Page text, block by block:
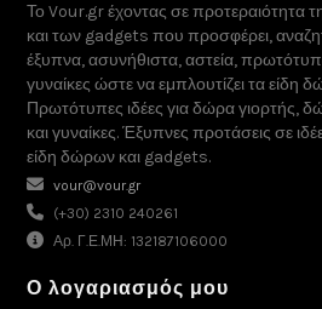
Το Vour.gr έχοντας σε προτεραιότητα
και των gadgets που προσφέρει,
έξυπνα, ασυνήθιστα, αστεία,
γυναίκες ώστε να εμπλουτίζει τα
Πρωτότυπες ιδέες για δώρα γιορτής,
και γυναίκες. Έξυπνες προτάσεις σε
είδη δώρων και gadgets.
vour@vour.gr
(+30) 2310 240261
Αρ. Γ.Ε.ΜΗ: 132187106000
Ο λογαριασμός μου